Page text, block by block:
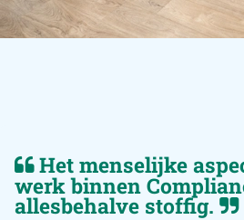
Het menselijke
werk binnen
allesbehalve stoffig.